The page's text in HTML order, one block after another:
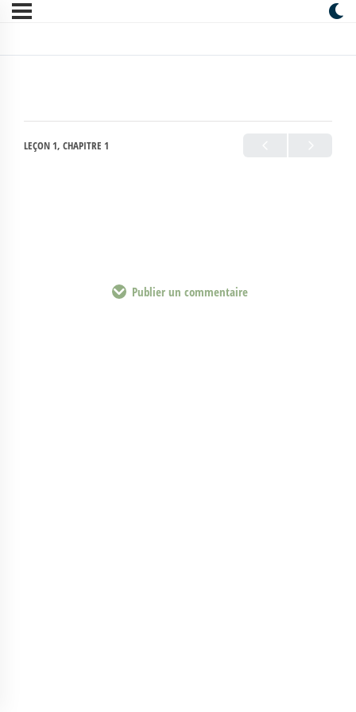
LEÇON 1, CHAPITRE 1
Publier un commentaire